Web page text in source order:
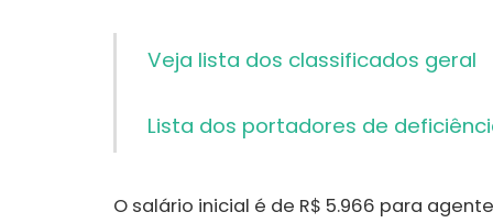
Veja lista dos classificados geral
Lista dos portadores de
O salário inicial é de R$ 5.966 para